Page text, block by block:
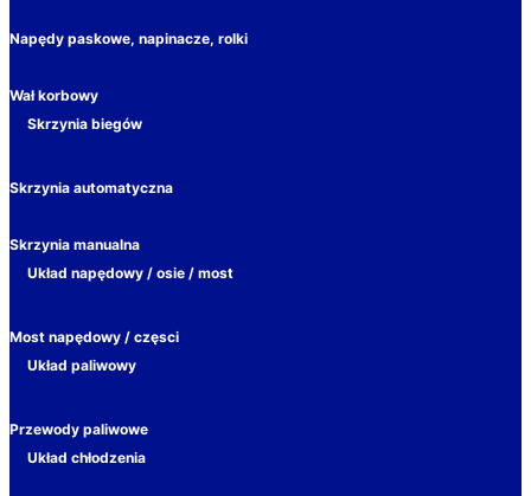
Napędy paskowe, napinacze, rolki
Wał korbowy
Skrzynia biegów
Skrzynia automatyczna
Skrzynia manualna
Układ napędowy / osie / most
Most napędowy / częsci
Układ paliwowy
Przewody paliwowe
Układ chłodzenia